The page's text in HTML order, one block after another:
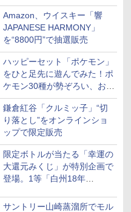
Amazon、ウイスキー「響
JAPANESE HARMONY」
を“8800円”で抽選販売
ハッピーセット「ポケモン」
をひと足先に遊んでみた！ポ
ケモン30種が勢ぞろい、おも
ちゃ同士でパネルの付け替え
もできる
鎌倉紅谷「クルミッ子」“切
り落とし”をオンラインショ
ップで限定販売
限定ボトルが当たる「幸運の
大還元みくじ」が特別企画で
登場。1等「白州18年
州12年」
サントリー山崎蒸溜所でモル
クテイライス【白
】北東北産 お米 米
(5kg)
3,300
8
新米予約 令和8年産
【家計お助け米】米
産 あきたこまち 厳選米
単一原料米100％ 白米
￥5,780
ントリー シングルモ
ト ウイスキー 山崎
化粧箱入 700ml
17,600
8
甲州韮崎 オリジナル ブ
レンド ウイスキー 4リ
4000ml 4L
￥3,732
ップヌードル レギュ
ー 日清食品 カップ麺
3,213
8
カップヌードル パクチ
ー香るトムヤムクンヌ
プ] 日清食品 カップ麺
75g×12個
￥2,335
立 過熱水蒸気 オーブ
レンジ ヘルシーシェ
トブラック 熱風コ
ベクション 2段式 W
49,728
8
コンフィー(COMFEE')
スチームオーブンレン
ル 発酵・トースト機能
オートメニュー23種 オ
￥19,780